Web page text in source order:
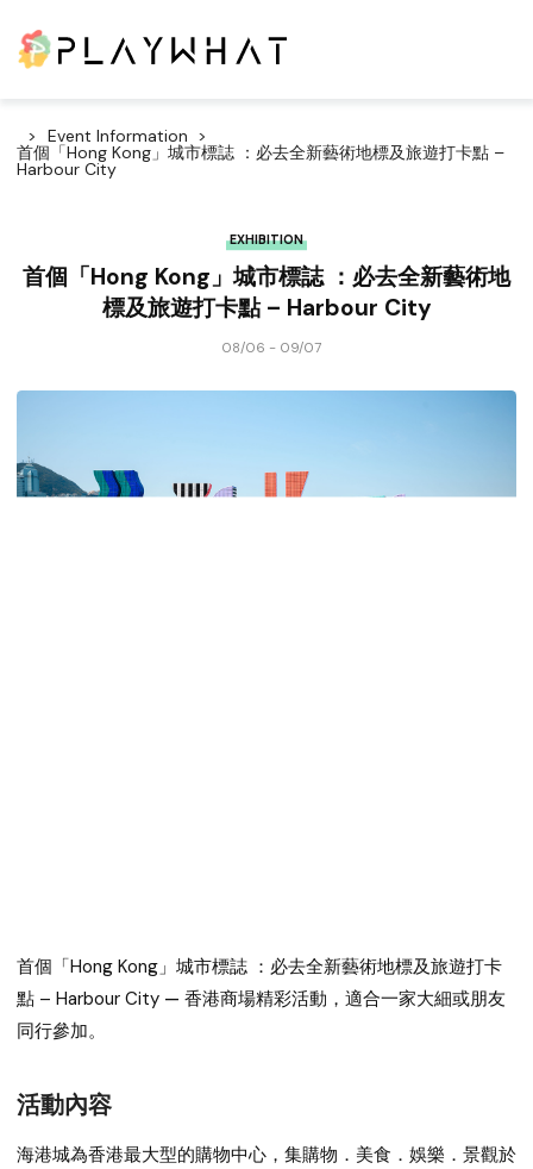
Event Information
首個「Hong Kong」城市標誌 ：必去全新藝術地標及旅遊打卡點 –
Harbour City
EXHIBITION
首個「Hong Kong」城市標誌 ：必去全新藝術地
標及旅遊打卡點 – Harbour City
08/06 - 09/07
首個「Hong Kong」城市標誌 ：必去全新藝術地標及旅遊打卡
點 – Harbour City — 香港商場精彩活動，適合一家大細或朋友
同行參加。
活動內容
海港城為香港最大型的購物中心，集購物．美食．娛樂．景觀於